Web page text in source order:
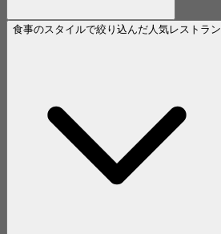
食事のスタイルで絞り込んだ人気レストラン